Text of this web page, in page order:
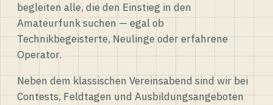
begleiten alle, die den Einstieg in den
Amateurfunk suchen — egal ob
Technikbegeisterte, Neulinge oder erfahrene
Operator.
Neben dem klassischen Vereinsabend sind wir bei
Contests, Feldtagen und Ausbildungsangeboten